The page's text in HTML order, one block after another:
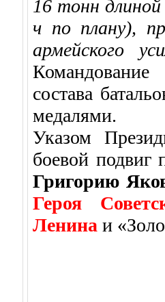
16 тонн
ч по плану),
армейского
состава
медалями.
Указом
боевой подвиг
Григорию
Героя
Ленина и